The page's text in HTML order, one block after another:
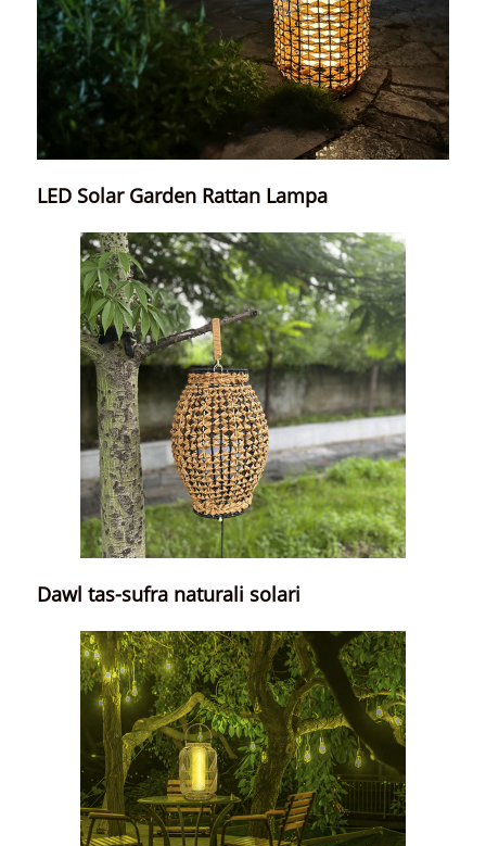
LED Solar Garden Rattan Lampa
Dawl tas-sufra naturali solari